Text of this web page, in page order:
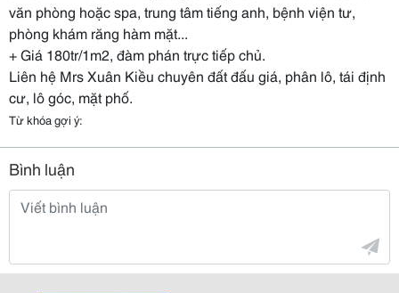
văn phòng hoặc spa, trung tâm tiếng anh, bệnh viện tư,
phòng khám răng hàm mặt...
+ Giá 180tr/1m2, đàm phán trực tiếp chủ.
Liên hệ Mrs Xuân Kiều chuyên đất đấu giá, phân lô, tái định
cư, lô góc, mặt phố.
Từ khóa gợi ý:
Bình luận